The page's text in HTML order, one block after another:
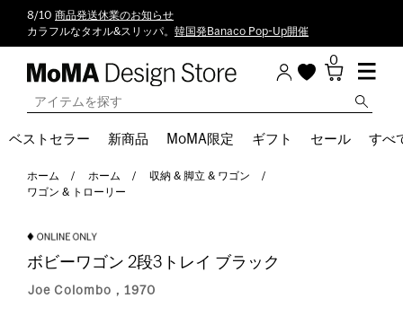
8/10 商品発送休業のお知らせ
カラフルなタオル&スリッパ。 韓国発Banaco Pop-Up開催
0
ベストセラー 新商品 MoMA限定 ギフト セール すべ
ホーム ホーム
収納 & 脚立 & ワゴン
ワゴン & トローリー
ボビーワゴン 2段3トレイ ブラック
Joe Colombo，1970